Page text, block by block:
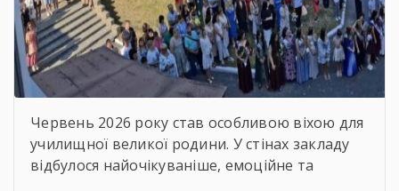
Червень 2026 року став особливою віхою для
училищної великої родини. У стінах закладу
відбулося найочікуваніше, емоційне та